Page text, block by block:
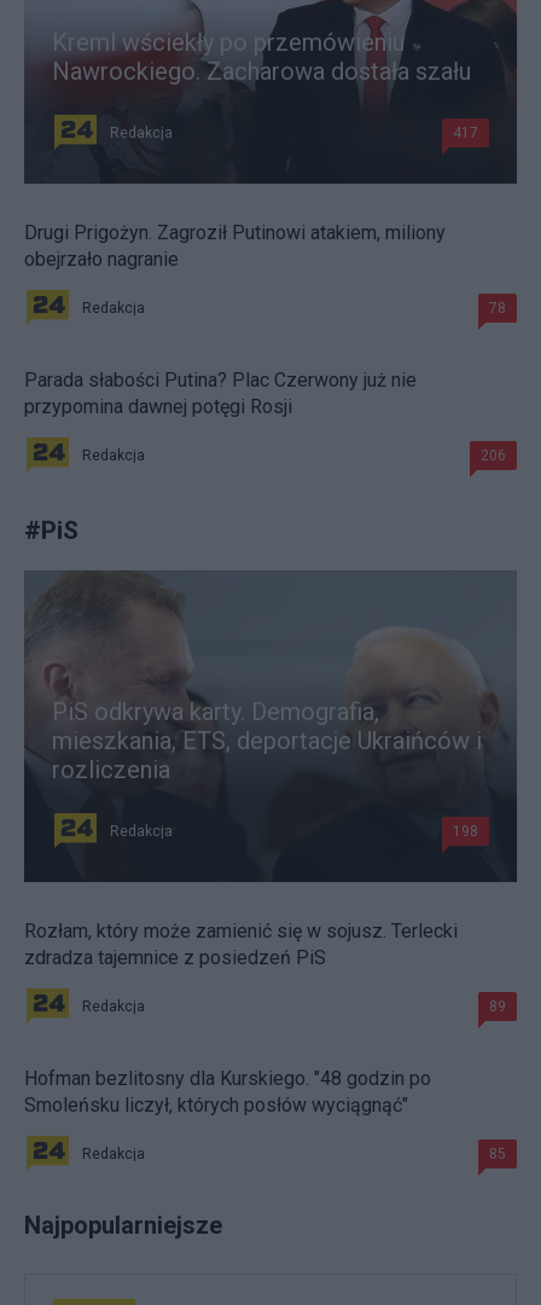
Kreml wściekły po przemówieniu
Nawrockiego. Zacharowa dostała szału
Redakcja 417
Drugi Prigożyn. Zagroził Putinowi atakiem, miliony
obejrzało nagranie
Redakcja 78
Parada słabości Putina? Plac Czerwony już nie
przypomina dawnej potęgi Rosji
Redakcja 206
#PiS
PiS odkrywa karty. Demografia,
mieszkania, ETS, deportacje Ukraińców i
rozliczenia
Redakcja 198
Rozłam, który może zamienić się w sojusz. Terlecki
zdradza tajemnice z posiedzeń PiS
Redakcja 89
Hofman bezlitosny dla Kurskiego. "48 godzin po
Smoleńsku liczył, których posłów wyciągnąć"
Redakcja 85
Najpopularniejsze